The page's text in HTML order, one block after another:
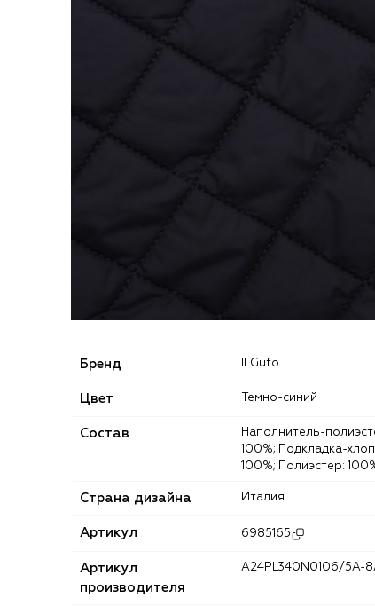
Бренд Il Gufo
Цвет Темно-синий
Состав
Наполнитель-полиэстер:
100%; Подкладка-
100%; Полиэстер:
Страна дизайна Италия
Артикул 6985165
Артикул
производителя
A24PL340N0106/5A-